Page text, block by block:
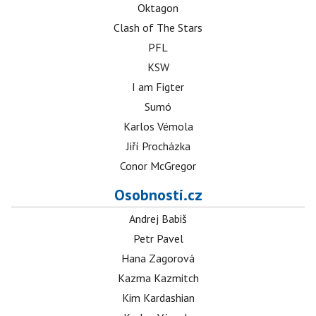
Oktagon
Clash of The Stars
PFL
KSW
I am Figter
Sumó
Karlos Vémola
Jiří Procházka
Conor McGregor
Osobnosti.cz
Andrej Babiš
Petr Pavel
Hana Zagorová
Kazma Kazmitch
Kim Kardashian